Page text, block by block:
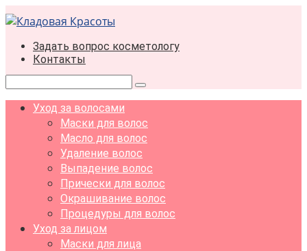
Перейти
к
контентуЗадать вопрос косметологу
Контакты
Поиск:
Уход за волосами
Маски для волос
Масло для волос
Удаление волос
Выпадение волос
Прически для волос
Окрашивание волос
Процедуры для волос
Уход за лицом
Маски для лица